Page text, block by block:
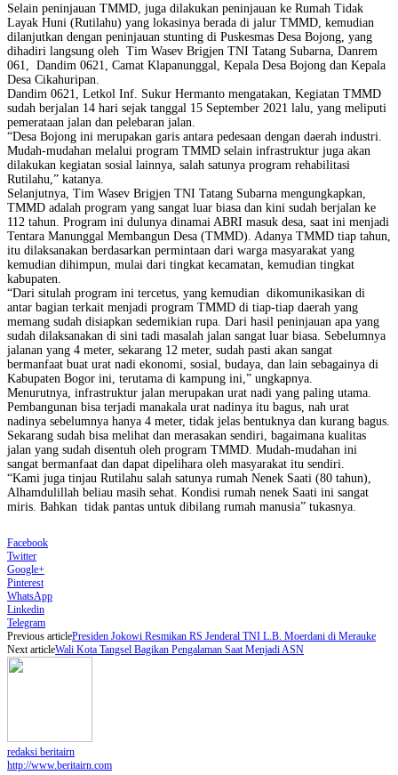
Selain peninjauan TMMD, juga dilakukan peninjauan ke Rumah Tidak
Layak Huni (Rutilahu) yang lokasinya berada di jalur TMMD, kemudian
dilanjutkan dengan peninjauan stunting di Puskesmas Desa Bojong, yang
dihadiri langsung oleh Tim Wasev Brigjen TNI Tatang Subarna, Danrem
061, Dandim 0621, Camat Klapanunggal, Kepala Desa Bojong dan Kepala
Desa Cikahuripan.
Dandim 0621, Letkol Inf. Sukur Hermanto mengatakan, Kegiatan TMMD
sudah berjalan 14 hari sejak tanggal 15 September 2021 lalu, yang meliputi
pemerataan jalan dan pelebaran jalan.
“Desa Bojong ini merupakan garis antara pedesaan dengan daerah industri.
Mudah-mudahan melalui program TMMD selain infrastruktur juga akan
dilakukan kegiatan sosial lainnya, salah satunya program rehabilitasi
Rutilahu,” katanya.
Selanjutnya, Tim Wasev Brigjen TNI Tatang Subarna mengungkapkan,
TMMD adalah program yang sangat luar biasa dan kini sudah berjalan ke
112 tahun. Program ini dulunya dinamai ABRI masuk desa, saat ini menjadi
Tentara Manunggal Membangun Desa (TMMD). Adanya TMMD tiap tahun,
itu dilaksanakan berdasarkan permintaan dari warga masyarakat yang
kemudian dihimpun, mulai dari tingkat kecamatan, kemudian tingkat
kabupaten.
“Dari situlah program ini tercetus, yang kemudian dikomunikasikan di
antar bagian terkait menjadi program TMMD di tiap-tiap daerah yang
memang sudah disiapkan sedemikian rupa. Dari hasil peninjauan apa yang
sudah dilaksanakan di sini tadi masalah jalan sangat luar biasa. Sebelumnya
jalanan yang 4 meter, sekarang 12 meter, sudah pasti akan sangat
bermanfaat buat urat nadi ekonomi, sosial, budaya, dan lain sebagainya di
Kabupaten Bogor ini, terutama di kampung ini,” ungkapnya.
Menurutnya, infrastruktur jalan merupakan urat nadi yang paling utama.
Pembangunan bisa terjadi manakala urat nadinya itu bagus, nah urat
nadinya sebelumnya hanya 4 meter, tidak jelas bentuknya dan kurang bagus.
Sekarang sudah bisa melihat dan merasakan sendiri, bagaimana kualitas
jalan yang sudah disentuh oleh program TMMD. Mudah-mudahan ini
sangat bermanfaat dan dapat dipelihara oleh masyarakat itu sendiri.
“Kami juga tinjau Rutilahu salah satunya rumah Nenek Saati (80 tahun),
Alhamdulillah beliau masih sehat. Kondisi rumah nenek Saati ini sangat
miris. Bahkan tidak pantas untuk dibilang rumah manusia” tukasnya.
Facebook
Twitter
Google+
Pinterest
WhatsApp
Linkedin
Telegram
Previous articlePresiden Jokowi Resmikan RS Jenderal TNI L.B. Moerdani di Merauke
Next articleWali Kota Tangsel Bagikan Pengalaman Saat Menjadi ASN
redaksi beritairn
http://www.beritairn.com